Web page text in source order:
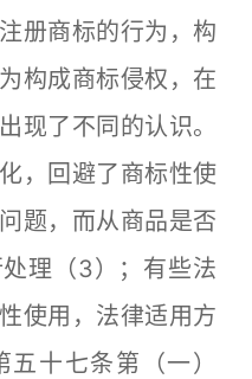
册商标的行为，构
构成商标侵权，在
现了不同的认识。
，回避了商标性使
题，而从商品是否
理（3）；有些法
使用，法律适用方
十七条第（一）